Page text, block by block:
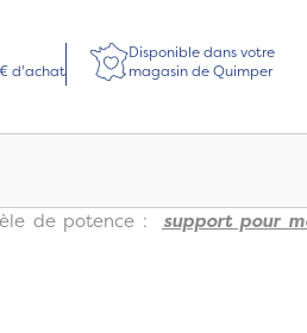
d'achat
Disponible dans votre
magasin de Quimper
de potence : support pour